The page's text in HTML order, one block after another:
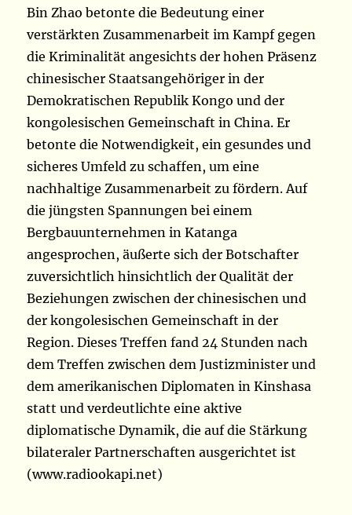
Bin Zhao betonte die Bedeutung einer
verstärkten Zusammenarbeit im Kampf gegen
die Kriminalität angesichts der hohen Präsenz
chinesischer Staatsangehöriger in der
Demokratischen Republik Kongo und der
kongolesischen Gemeinschaft in China. Er
betonte die Notwendigkeit, ein gesundes und
sicheres Umfeld zu schaffen, um eine
nachhaltige Zusammenarbeit zu fördern. Auf
die jüngsten Spannungen bei einem
Bergbauunternehmen in Katanga
angesprochen, äußerte sich der Botschafter
zuversichtlich hinsichtlich der Qualität der
Beziehungen zwischen der chinesischen und
der kongolesischen Gemeinschaft in der
Region. Dieses Treffen fand 24 Stunden nach
dem Treffen zwischen dem Justizminister und
dem amerikanischen Diplomaten in Kinshasa
statt und verdeutlichte eine aktive
diplomatische Dynamik, die auf die Stärkung
bilateraler Partnerschaften ausgerichtet ist
(www.radiookapi.net)